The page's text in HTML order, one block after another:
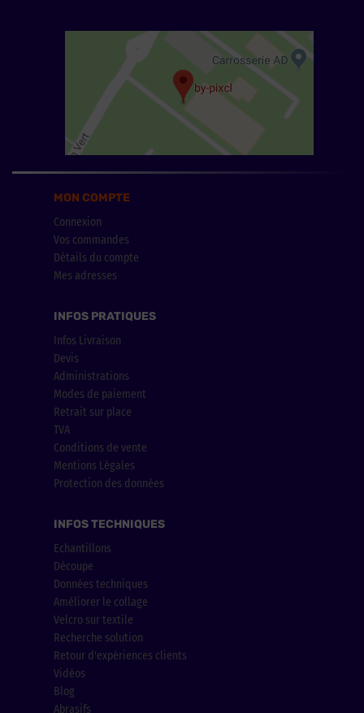
MON COMPTE
Connexion
Vos commandes
Détails du compte
Mes adresses
INFOS PRATIQUES
Infos Livraison
Devis
Administrations
Modes de paiement
Retrait sur place
TVA
Conditions de vente
Mentions Légales
Protection des données
INFOS TECHNIQUES
Echantillons
Découpe
Données techniques
Améliorer le collage
Velcro sur textile
Recherche solution
Retour d'expériences clients
Vidéos
Blog
Abrasifs